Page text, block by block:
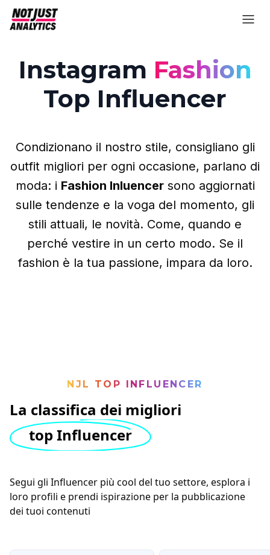
Instagram Fashion
Top Influencer
Condizionano il nostro stile, consigliano gli
outfit migliori per ogni occasione, parlano di
moda: i Fashion Inluencersono aggiornati
sulle tendenze e la voga del momento, gli
stili attuali, le novità. Come, quando e
perché vestire in un certo modo. Se il
fashion è la tua passione, impara da loro.
NJL TOP INFLUENCER
La classifica dei migliori
top Influencer
Segui gli Influencer più cool del tuo settore, esplora i
loro profili e prendi ispirazione per la pubblicazione
dei tuoi contenuti